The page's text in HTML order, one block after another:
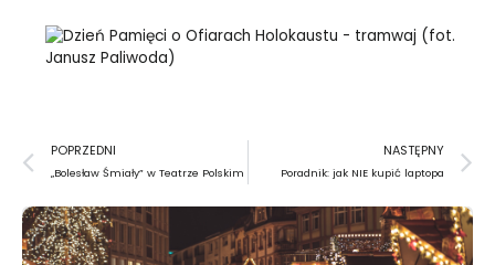
Prev
POPRZEDNI
„Bolesław Śmiały” w Teatrze Polskim
NASTĘPNY
Poradnik: jak NIE kupić laptopa